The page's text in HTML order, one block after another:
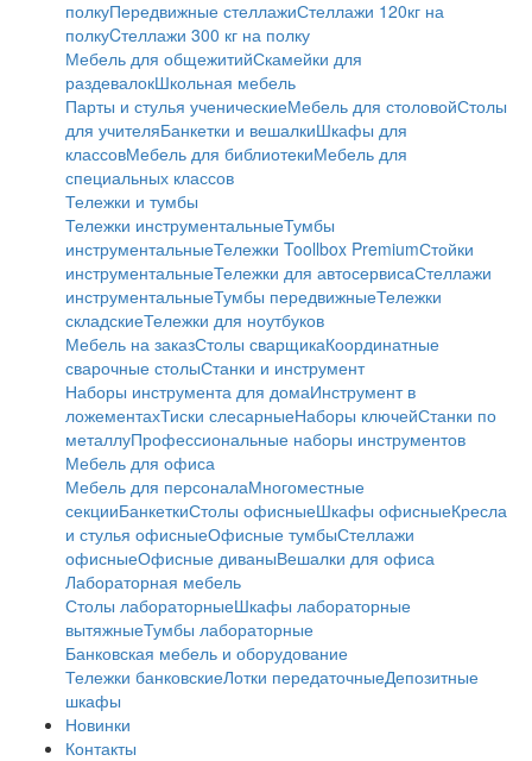
полкуПередвижные стеллажиСтеллажи 120кг на
полкуCтеллажи 300 кг на полку
Мебель для общежитийСкамейки для
раздевалокШкольная мебель
Парты и стулья ученическиеМебель для столовойСтолы
для учителяБанкетки и вешалкиШкафы для
классовМебель для библиотекиМебель для
специальных классов
Тележки и тумбы
Тележки инструментальныеТумбы
инструментальныеТележки Toollbox PremiumСтойки
инструментальныеТележки для автосервисаСтеллажи
инструментальныеТумбы передвижныеТележки
складскиеТележки для ноутбуков
Мебель на заказСтолы сварщикаКоординатные
сварочные столыСтанки и инструмент
Наборы инструмента для домаИнструмент в
ложементахТиски слесарныеНаборы ключейСтанки по
металлуПрофессиональные наборы инструментов
Мебель для офиса
Мебель для персоналаМногоместные
секцииБанкеткиСтолы офисныеШкафы офисныеКресла
и стулья офисныеОфисные тумбыСтеллажи
офисныеОфисные диваныВешалки для офиса
Лабораторная мебель
Столы лабораторныеШкафы лабораторные
вытяжныеТумбы лабораторные
Банковская мебель и оборудование
Тележки банковскиеЛотки передаточныеДепозитные
шкафы
Новинки
Контакты